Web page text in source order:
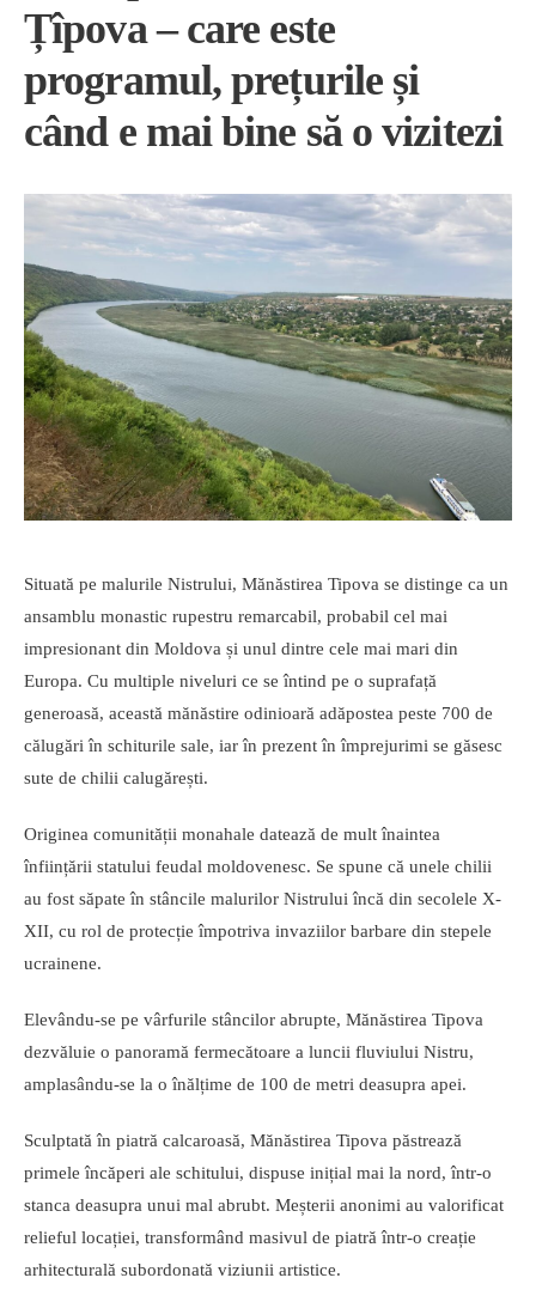
Țîpova – care este
programul, prețurile și
când e mai bine să o vizitezi
Situată pe malurile Nistrului, Mănăstirea Tipova se distinge ca un
ansamblu monastic rupestru remarcabil, probabil cel mai
impresionant din Moldova și unul dintre cele mai mari din
Europa. Cu multiple niveluri ce se întind pe o suprafață
generoasă, această mănăstire odinioară adăpostea peste 700 de
călugări în schiturile sale, iar în prezent în împrejurimi se găsesc
sute de chilii calugărești.
Originea comunității monahale datează de mult înaintea
înființării statului feudal moldovenesc. Se spune că unele chilii
au fost săpate în stâncile malurilor Nistrului încă din secolele X-
XII, cu rol de protecție împotriva invaziilor barbare din stepele
ucrainene.
Elevându-se pe vârfurile stâncilor abrupte, Mănăstirea Tipova
dezvăluie o panoramă fermecătoare a luncii fluviului Nistru,
amplasându-se la o înălțime de 100 de metri deasupra apei.
Sculptată în piatră calcaroasă, Mănăstirea Tipova păstrează
primele încăperi ale schitului, dispuse inițial mai la nord, într-o
stanca deasupra unui mal abrubt. Meșterii anonimi au valorificat
relieful locației, transformând masivul de piatră într-o creație
arhitecturală subordonată viziunii artistice.